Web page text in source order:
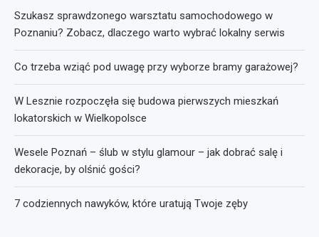
Szukasz sprawdzonego warsztatu samochodowego w
Poznaniu? Zobacz, dlaczego warto wybrać lokalny serwis
Co trzeba wziąć pod uwagę przy wyborze bramy garażowej?
W Lesznie rozpoczęła się budowa pierwszych mieszkań
lokatorskich w Wielkopolsce
Wesele Poznań – ślub w stylu glamour – jak dobrać salę i
dekoracje, by olśnić gości?
7 codziennych nawyków, które uratują Twoje zęby